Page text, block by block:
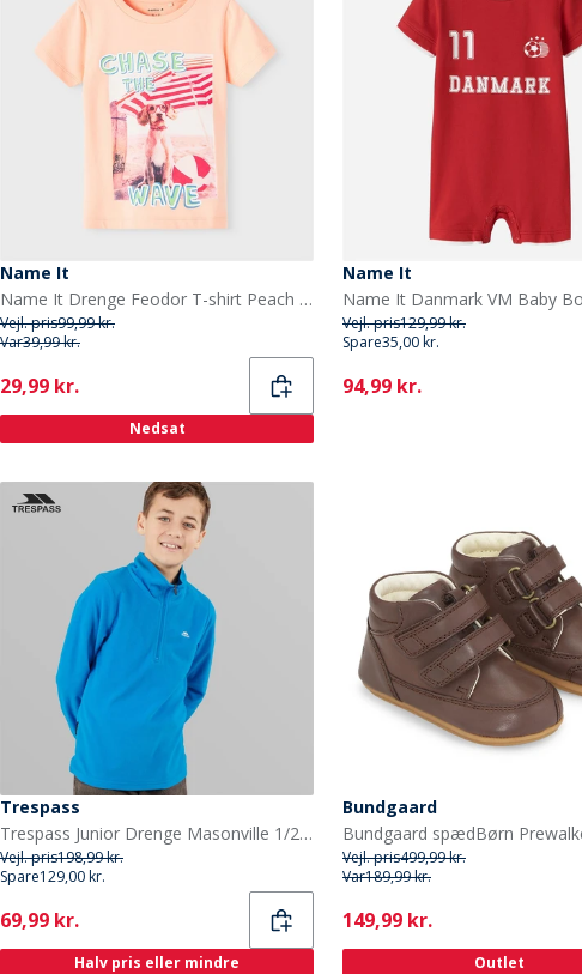
Name It
Name It Drenge Feodor T-shirt Peach Nectar
Vejl. pris99,99 kr.
Var39,99 kr.
Current
29,99 kr.
Nedsat
Name It
Vejl. pris129,99 kr.
Spare35,00 kr.
Current
94,99 kr.
Trespass
Trespass Junior Drenge Masonville 1/2 Lynlås Mikro Fleece Kobolt
Vejl. pris198,99 kr.
Spare129,00 kr.
Current
69,99 kr.
Halv pris eller mindre
Bundgaard
Vejl. pris499,99 kr.
Var189,99 kr.
Current
149,99 kr.
Outlet